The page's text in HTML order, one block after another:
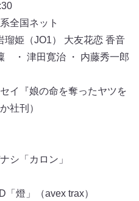
全国ネット
瑠姫（JO1） 大友花恋 香音
・ 津田寛治 ・ 内藤秀一郎
イ『娘の命を奪ったヤツを
社刊）
シ「カロン」
燈」（avex trax）